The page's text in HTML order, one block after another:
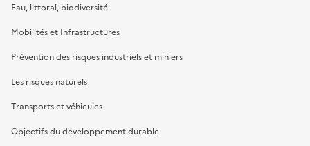
Eau, littoral, biodiversité
Mobilités et Infrastructures
Prévention des risques industriels et miniers
Les risques naturels
Transports et véhicules
Objectifs du développement durable